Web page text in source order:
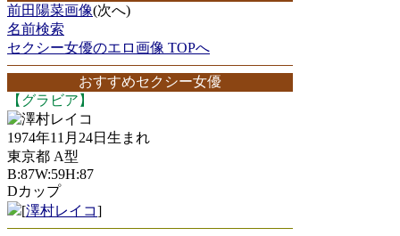
前田陽菜画像(次へ)
名前検索
セクシー女優のエロ画像 TOPへ
おすすめセクシー女優
【グラビア】
澤村レイコ
1974年11月24日生まれ
東京都 A型
B:87W:59H:87
Dカップ
[澤村レイコ]